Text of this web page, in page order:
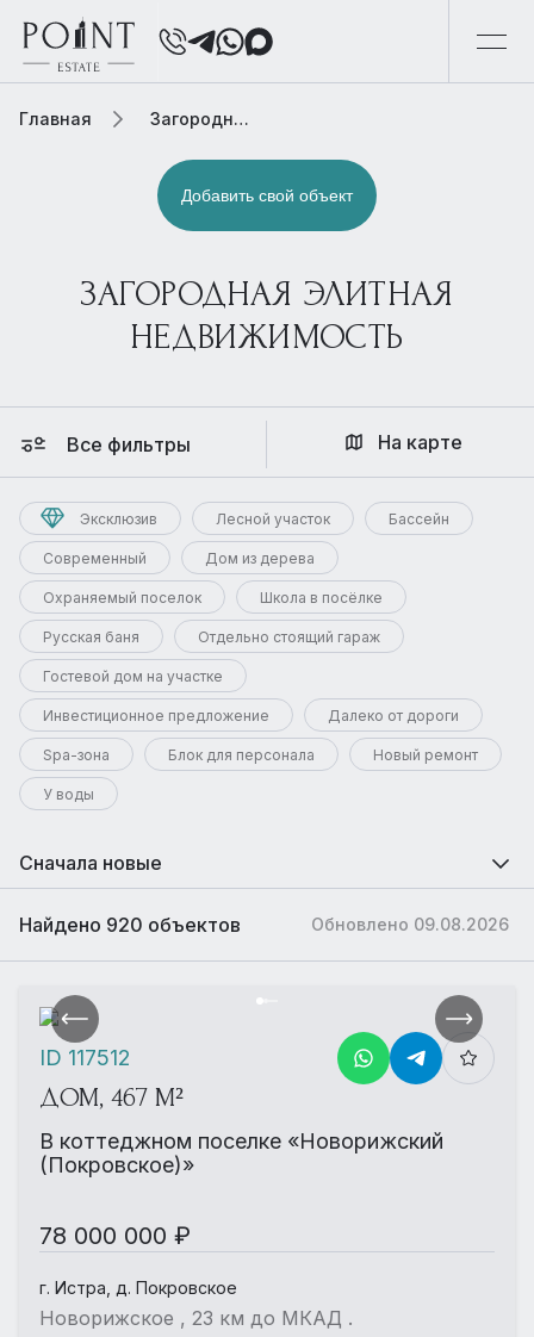
Главная Загородная элитная недвижимость
Добавить свой объект
ЗАГОРОДНАЯ ЭЛИТНАЯ
НЕДВИЖИМОСТЬ
Все фильтры
Эксклюзив Лесной участок Бассейн
Современный Дом из дерева
Охраняемый поселок Школа в посёлке
Русская баня Отдельно стоящий гараж
Гостевой дом на участке
Инвестиционное предложение Далеко от дороги
Spa-зона Блок для персонала Новый ремонт
У воды
На карте
Сначала новые
Обновлено 09.08.2026
Найдено 920 объектов
ДОМ, 467 М²
В коттеджном поселке «Новорижский
(Покровское)»
78 000 000 ₽
г. Истра, д. Покровское
Новорижское , 23 км до МКАД .
ID 117512